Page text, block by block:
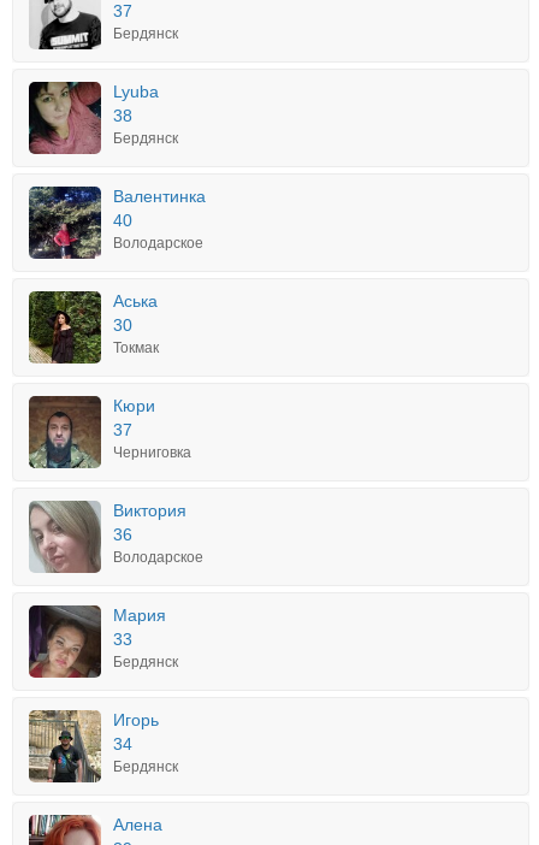
37
Бердянск
Lyuba
38
Бердянск
Валентинка
40
Володарское
Аська
30
Токмак
Кюри
37
Черниговка
Виктория
36
Володарское
Мария
33
Бердянск
Игорь
34
Бердянск
Алена